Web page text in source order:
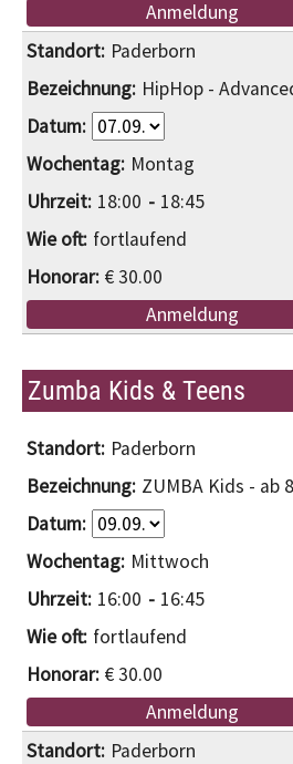
Anmeldung
Paderborn
HipHop -
Montag
18:00
18:45
fortlaufend
€ 30.00
Anmeldung
Zumba Kids & Teens
Paderborn
ZUMBA Kids - ab
Mittwoch
16:00
16:45
fortlaufend
€ 30.00
Anmeldung
Paderborn